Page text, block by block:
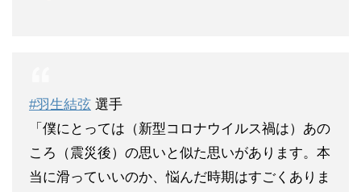
#羽生結弦 選手
「僕にとっては（新型コロナウイルス禍は）あの
ころ（震災後）の思いと似た思いがあります。本
当に滑っていいのか、悩んだ時期はすごくありま